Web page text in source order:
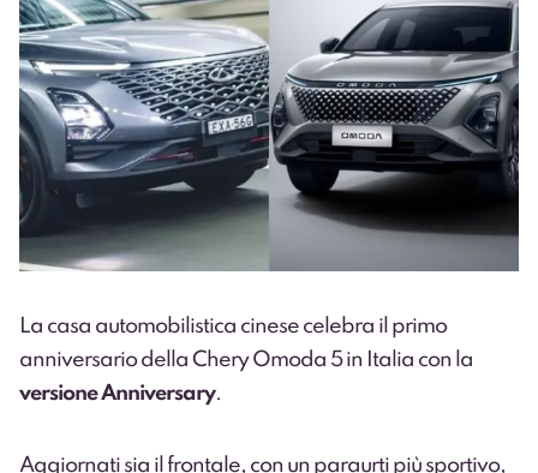
La casa automobilistica cinese celebra il primo
anniversario della Chery Omoda 5 in Italia con la
versione Anniversary.
Aggiornati sia il frontale, con un paraurti più sportivo,